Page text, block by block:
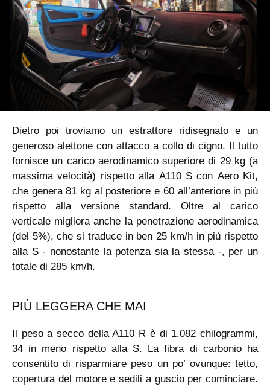
Dietro poi troviamo un estrattore ridisegnato e un
generoso alettone con attacco a collo di cigno. Il tutto
fornisce un carico aerodinamico superiore di 29 kg (a
massima velocità) rispetto alla A110 S con Aero Kit,
che genera 81 kg al posteriore e 60 all’anteriore in più
rispetto alla versione standard. Oltre al carico
verticale migliora anche la penetrazione aerodinamica
(del 5%), che si traduce in ben 25 km/h in più rispetto
alla S - nonostante la potenza sia la stessa -, per un
totale di 285 km/h.
PIÙ LEGGERA CHE MAI
Il peso a secco della A110 R è di 1.082 chilogrammi,
34 in meno rispetto alla S. La fibra di carbonio ha
consentito di risparmiare peso un po’ ovunque: tetto,
copertura del motore e sedili a guscio per cominciare.